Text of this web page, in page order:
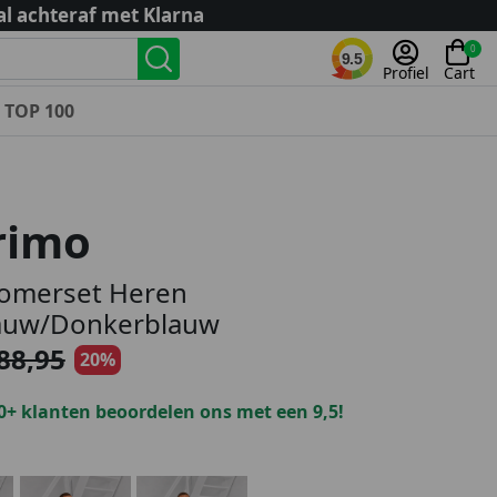
achteraf met Klarna
9.5
Profiel
0
Cart
België
Curaçao
Frankrijk
Kroatië
TOP 100
Heren
Donkerblauw
20%
klanten beoordelen ons met een 9,5!